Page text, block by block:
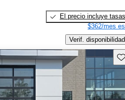
El precio incluye tasas
$362/mes
Verif. disponibilidad